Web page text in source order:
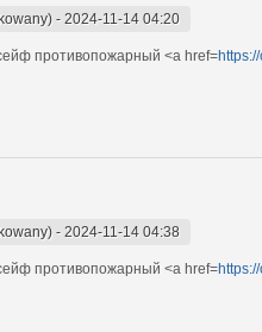
- 2024-11-14 04:20
противопожарный <a href=
- 2024-11-14 04:38
противопожарный <a href=